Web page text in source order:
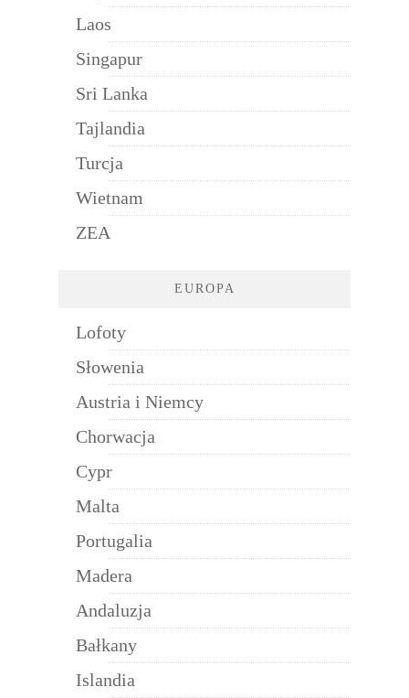
Laos
Singapur
Sri Lanka
Tajlandia
Turcja
Wietnam
ZEA
EUROPA
Lofoty
Słowenia
Austria i Niemcy
Chorwacja
Cypr
Malta
Portugalia
Madera
Andaluzja
Bałkany
Islandia